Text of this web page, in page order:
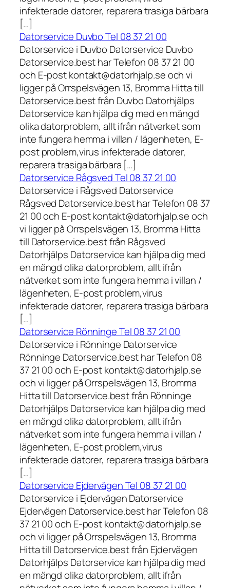
infekterade datorer, reparera trasiga bärbara
[…]
Datorservice Duvbo Tel 08 37 21 00
Datorservice i Duvbo Datorservice Duvbo
Datorservice.best har Telefon 08 37 21 00
och E-post kontakt@datorhjalp.se och vi
ligger på Orrspelsvägen 13, Bromma Hitta till
Datorservice.best från Duvbo Datorhjälps
Datorservice kan hjälpa dig med en mängd
olika datorproblem, allt ifrån nätverket som
inte fungera hemma i villan / lägenheten, E-
post problem,virus infekterade datorer,
reparera trasiga bärbara […]
Datorservice Rågsved Tel 08 37 21 00
Datorservice i Rågsved Datorservice
Rågsved Datorservice.best har Telefon 08 37
21 00 och E-post kontakt@datorhjalp.se och
vi ligger på Orrspelsvägen 13, Bromma Hitta
till Datorservice.best från Rågsved
Datorhjälps Datorservice kan hjälpa dig med
en mängd olika datorproblem, allt ifrån
nätverket som inte fungera hemma i villan /
lägenheten, E-post problem,virus
infekterade datorer, reparera trasiga bärbara
[…]
Datorservice Rönninge Tel 08 37 21 00
Datorservice i Rönninge Datorservice
Rönninge Datorservice.best har Telefon 08
37 21 00 och E-post kontakt@datorhjalp.se
och vi ligger på Orrspelsvägen 13, Bromma
Hitta till Datorservice.best från Rönninge
Datorhjälps Datorservice kan hjälpa dig med
en mängd olika datorproblem, allt ifrån
nätverket som inte fungera hemma i villan /
lägenheten, E-post problem,virus
infekterade datorer, reparera trasiga bärbara
[…]
Datorservice Ejdervägen Tel 08 37 21 00
Datorservice i Ejdervägen Datorservice
Ejdervägen Datorservice.best har Telefon 08
37 21 00 och E-post kontakt@datorhjalp.se
och vi ligger på Orrspelsvägen 13, Bromma
Hitta till Datorservice.best från Ejdervägen
Datorhjälps Datorservice kan hjälpa dig med
en mängd olika datorproblem, allt ifrån